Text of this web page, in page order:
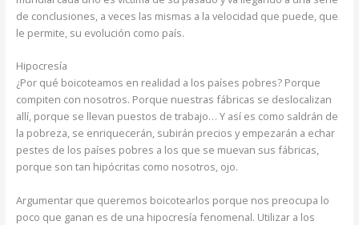
de conclusiones, a veces las mismas a la velocidad que puede, que
le permite, su evolución como país.
Hipocresía
¿Por qué boicoteamos en realidad a los países pobres? Porque
compiten con nosotros. Porque nuestras fábricas se deslocalizan
allí, porque se llevan puestos de trabajo… Y así es como saldrán de
la pobreza, se enriquecerán, subirán precios y empezarán a echar
pestes de los países pobres a los que se muevan sus fábricas,
porque son tan hipócritas como nosotros, ojo.
Argumentar que queremos boicotearlos porque nos preocupa lo
poco que ganan es de una hipocresía fenomenal. Utilizar a los